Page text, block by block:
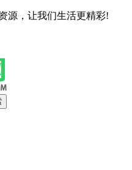
源，让我们生活更精彩!